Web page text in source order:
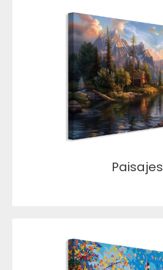
Paisajes